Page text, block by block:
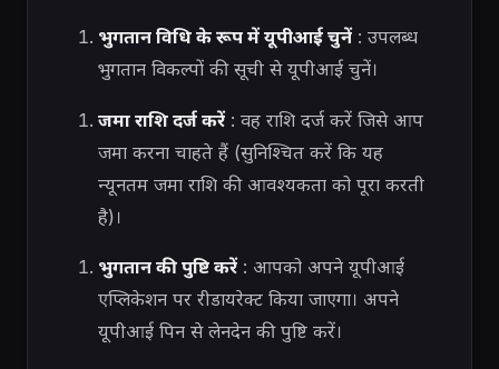
भुगतान विधि के रूप में यूपीआई चुनें: उपलब्ध
भुगतान विकल्पों की सूची से यूपीआई चुनें।
जमा राशि दर्ज करें: वह राशि दर्ज करें जिसे आप
जमा करना चाहते हैं (सुनिश्चित करें कि यह
न्यूनतम जमा राशि की आवश्यकता को पूरा करती
है)।
भुगतान की पुष्टि करें: आपको अपने यूपीआई
एप्लिकेशन पर रीडायरेक्ट किया जाएगा। अपने
यूपीआई पिन से लेनदेन की पुष्टि करें।